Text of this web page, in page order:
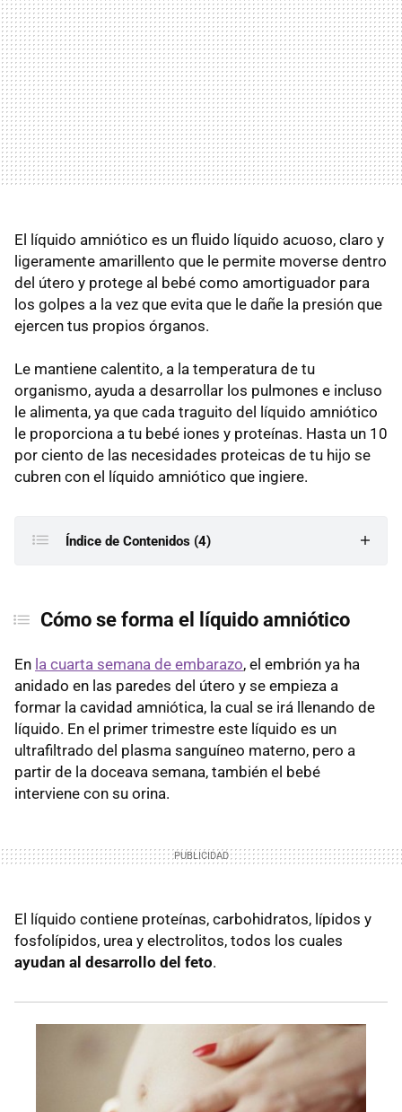
El líquido amniótico es un fluido líquido acuoso, claro y
ligeramente amarillento que le permite moverse dentro
del útero y protege al bebé como amortiguador para
los golpes a la vez que evita que le dañe la presión que
ejercen tus propios órganos.
Le mantiene calentito, a la temperatura de tu
organismo, ayuda a desarrollar los pulmones e incluso
le alimenta, ya que cada traguito del líquido amniótico
le proporciona a tu bebé iones y proteínas. Hasta un 10
por ciento de las necesidades proteicas de tu hijo se
cubren con el líquido amniótico que ingiere.
Índice de Contenidos (4)
Cantidad de líquido amniótico
Funciones del líquido amniótico
Pérdidas del líquido amniótico
Cómo se forma el líquido amniótico
En la cuarta semana de embarazo, el embrión ya ha
anidado en las paredes del útero y se empieza a
formar la cavidad amniótica, la cual se irá llenando de
líquido. En el primer trimestre este líquido es un
ultrafiltrado del plasma sanguíneo materno, pero a
partir de la doceava semana, también el bebé
interviene con su orina.
El líquido contiene proteínas, carbohidratos, lípidos y
fosfolípidos, urea y electrolitos, todos los cuales
ayudan al desarrollo del feto.